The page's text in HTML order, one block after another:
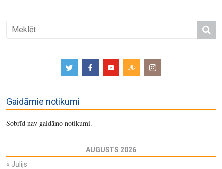
Gaidāmie notikumi
Šobrīd nav gaidāmo notikumi.
AUGUSTS 2026
« Jūlijs